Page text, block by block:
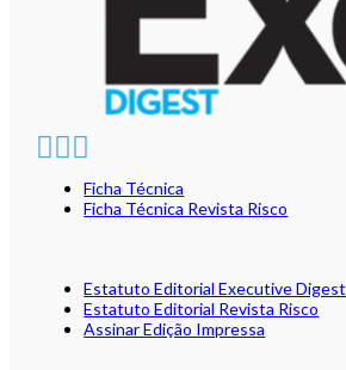
Ficha Técnica
Ficha Técnica Revista Risco
Estatuto Editorial Executive Digest
Estatuto Editorial Revista Risco
Assinar Edição Impressa